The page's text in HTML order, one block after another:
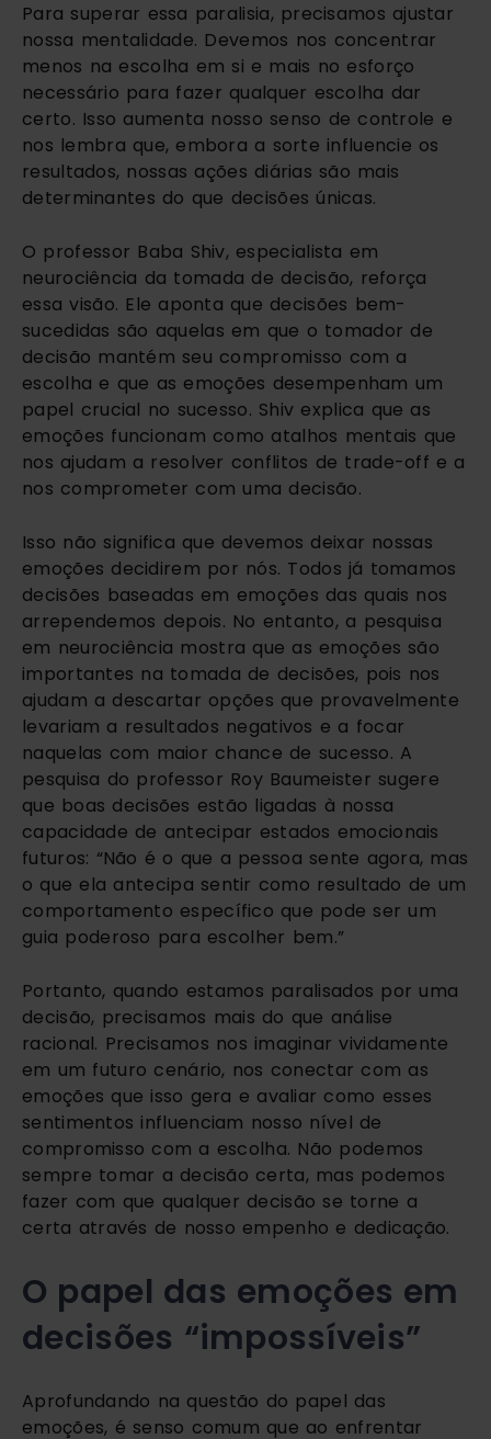
Para superar essa paralisia, precisamos ajustar
nossa mentalidade. Devemos nos concentrar
menos na escolha em si e mais no esforço
necessário para fazer qualquer escolha dar
certo. Isso aumenta nosso senso de controle e
nos lembra que, embora a sorte influencie os
resultados, nossas ações diárias são mais
determinantes do que decisões únicas.
O professor Baba Shiv, especialista em
neurociência da tomada de decisão, reforça
essa visão. Ele aponta que decisões bem-
sucedidas são aquelas em que o tomador de
decisão mantém seu compromisso com a
escolha e que as emoções desempenham um
papel crucial no sucesso. Shiv explica que as
emoções funcionam como atalhos mentais que
nos ajudam a resolver conflitos de trade-off e a
nos comprometer com uma decisão.
Isso não significa que devemos deixar nossas
emoções decidirem por nós. Todos já tomamos
decisões baseadas em emoções das quais nos
arrependemos depois. No entanto, a pesquisa
em neurociência mostra que as emoções são
importantes na tomada de decisões, pois nos
ajudam a descartar opções que provavelmente
levariam a resultados negativos e a focar
naquelas com maior chance de sucesso. A
pesquisa do professor Roy Baumeister sugere
que boas decisões estão ligadas à nossa
capacidade de antecipar estados emocionais
futuros: “Não é o que a pessoa sente agora, mas
o que ela antecipa sentir como resultado de um
comportamento específico que pode ser um
guia poderoso para escolher bem.”
Portanto, quando estamos paralisados por uma
decisão, precisamos mais do que análise
racional. Precisamos nos imaginar vividamente
em um futuro cenário, nos conectar com as
emoções que isso gera e avaliar como esses
sentimentos influenciam nosso nível de
compromisso com a escolha. Não podemos
sempre tomar a decisão certa, mas podemos
fazer com que qualquer decisão se torne a
certa através de nosso empenho e dedicação.
O papel das emoções em
decisões “impossíveis”
Aprofundando na questão do papel das
emoções, é senso comum que ao enfrentar